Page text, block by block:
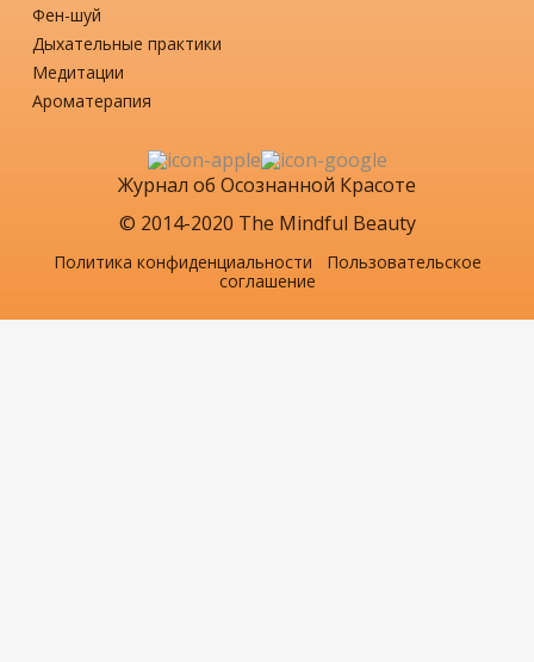
Фен-шуй
Дыхательные практики
Медитации
Ароматерапия
Журнал об Осознанной Красоте
© 2014-2020 The Mindful Beauty
Политика конфиденциальности
Пользовательское
соглашение